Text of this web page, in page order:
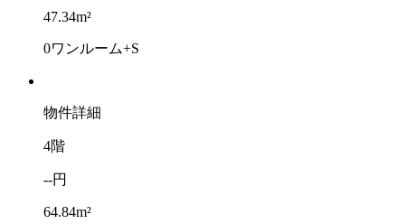
47.34m²
0ワンルーム+S
物件詳細
4階
--円
64.84m²